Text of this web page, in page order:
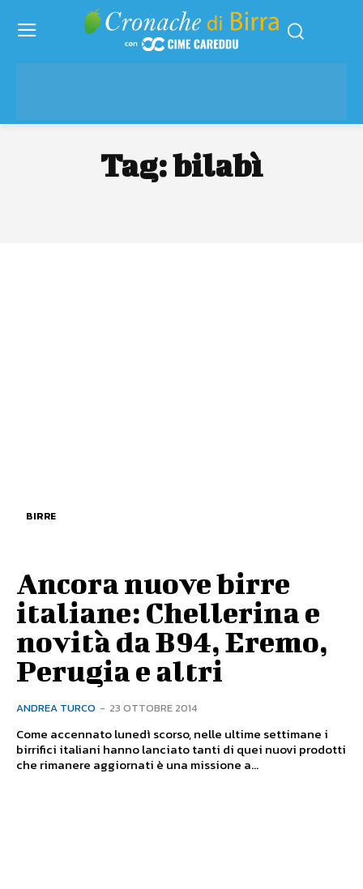
Tag:bilabì
BIRRE
Ancora nuove birre
italiane: Chellerina e
novità da B94, Eremo,
Perugia e altri
ANDREA TURCO - 23 OTTOBRE 2014
Come accennato lunedì scorso, nelle ultime settimane i
birrifici italiani hanno lanciato tanti di quei nuovi prodotti
che rimanere aggiornati è una missione a...